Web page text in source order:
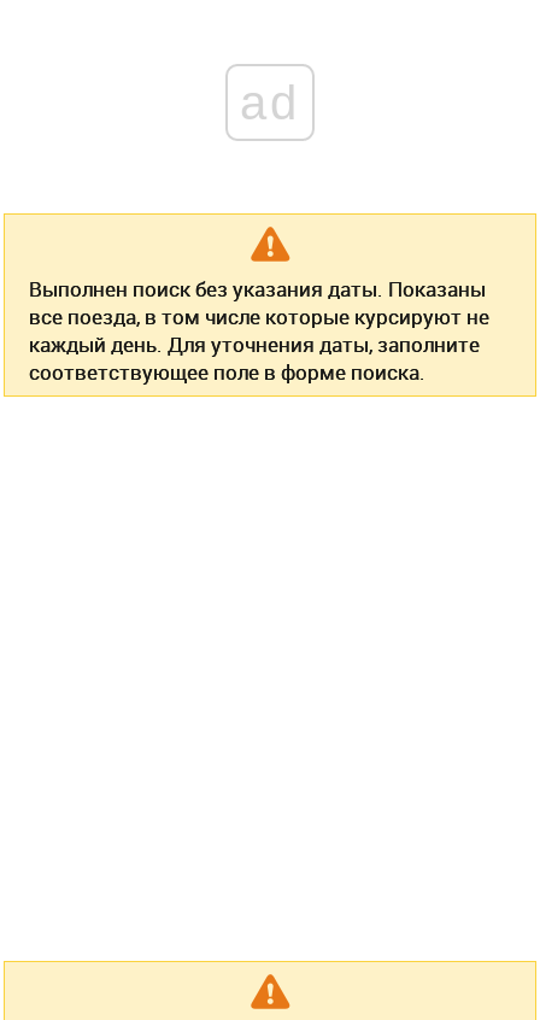
ad
Выполнен поиск без указания даты. Показаны
все поезда, в том числе которые курсируют не
каждый день. Для уточнения даты, заполните
соответствующее поле в форме поиска.